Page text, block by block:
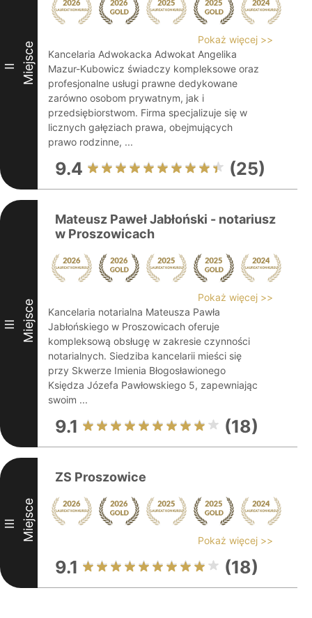
II Miejsce
Pokaż więcej >>
Kancelaria Adwokacka Adwokat Angelika
Mazur-Kubowicz świadczy kompleksowe oraz
profesjonalne usługi prawne dedykowane
zarówno osobom prywatnym, jak i
przedsiębiorstwom. Firma specjalizuje się w
licznych gałęziach prawa, obejmujących
prawo rodzinne, ...
9.4 (25)
III Miejsce
Mateusz Paweł Jabłoński - notariusz
w Proszowicach
Pokaż więcej >>
Kancelaria notarialna Mateusza Pawła
Jabłońskiego w Proszowicach oferuje
kompleksową obsługę w zakresie czynności
notarialnych. Siedziba kancelarii mieści się
przy Skwerze Imienia Błogosławionego
Księdza Józefa Pawłowskiego 5, zapewniając
swoim ...
9.1 (18)
III Miejsce
ZS Proszowice
Pokaż więcej >>
9.1 (18)